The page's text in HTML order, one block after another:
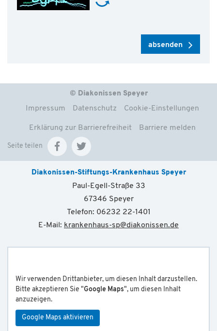
absenden
© Diakonissen Speyer
Impressum Datenschutz Cookie-Einstellungen
Erklärung zur Barrierefreiheit Barriere melden
Seite teilen
Diakonissen-Stiftungs-Krankenhaus Speyer
Paul-Egell-Straße 33
67346 Speyer
Telefon: 06232 22-1401
E-Mail: krankenhaus-sp@diakonissen.de
Wir verwenden Drittanbieter, um diesen Inhalt darzustellen.
Bitte akzeptieren Sie "Google Maps", um diesen Inhalt
anzuzeigen.
Google Maps aktivieren